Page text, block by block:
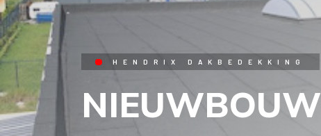
HENDRIX DAKBEDEKKING
NIEUWBOUW